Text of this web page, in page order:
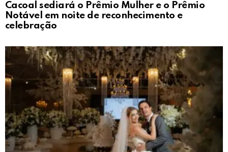
Cacoal sediará o Prêmio Mulher e o Prêmio
Notável em noite de reconhecimento e
celebração